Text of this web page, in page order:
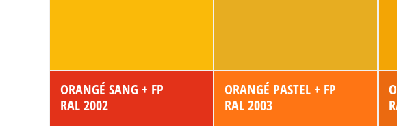
ORANGÉ SANG + FP
RAL 2002
ORANGÉ PASTEL + FP
RAL 2003